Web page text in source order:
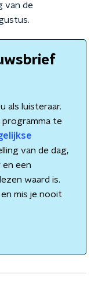
van de
als luisteraar.
programma te
van de dag,
een
waard is.
mis je nooit